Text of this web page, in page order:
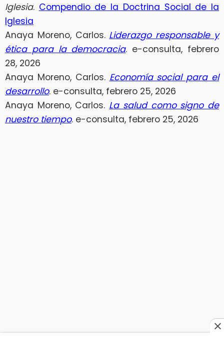
Iglesia. Compendio de la Doctrina Social de la
Iglesia
Anaya Moreno, Carlos. Liderazgo responsable y
ética para la democracia. e-consulta, febrero
28, 2026
Anaya Moreno, Carlos. Economía social para el
desarrollo. e-consulta, febrero 25, 2026
Anaya Moreno, Carlos. La salud como signo de
nuestro tiempo. e-consulta, febrero 25, 2026